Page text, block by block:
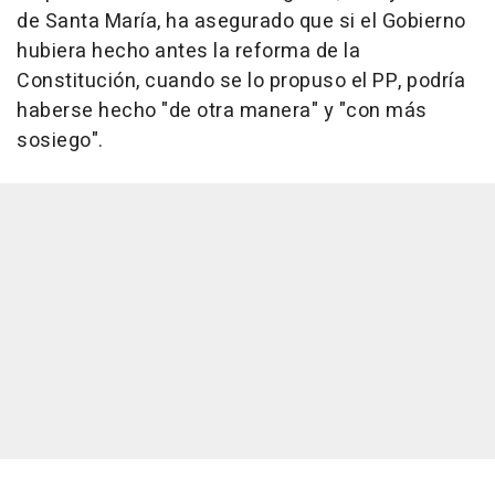
de Santa María, ha asegurado que si el Gobierno
hubiera hecho antes la reforma de la
Constitución, cuando se lo propuso el PP, podría
haberse hecho "de otra manera" y "con más
sosiego".